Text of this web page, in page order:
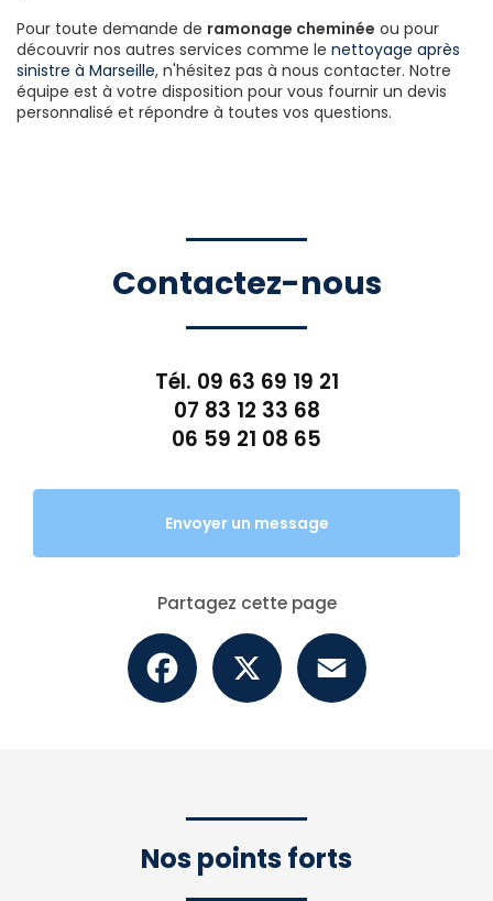
Pour toute demande de ramonage cheminée ou pour
découvrir nos autres services comme le nettoyage après
sinistre à Marseille, n'hésitez pas à nous contacter. Notre
équipe est à votre disposition pour vous fournir un devis
personnalisé et répondre à toutes vos questions.
Contactez-nous
Tél. 09 63 69 19 21
07 83 12 33 68
06 59 21 08 65
Envoyer un message
Partagez cette page
Facebook
Nos points forts